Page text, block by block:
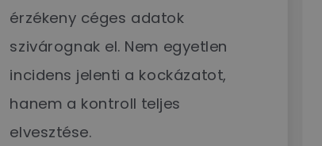
érzékeny céges adatok
szivárognak el. Nem egyetlen
incidens jelenti a kockázatot,
hanem a kontroll teljes
elvesztése.